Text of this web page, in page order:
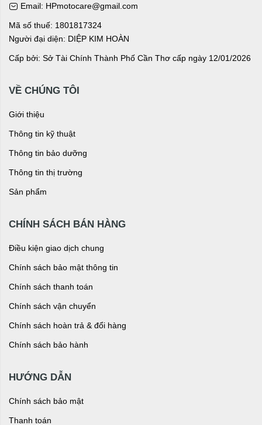
Email: HPmotocare@gmail.com
Mã số thuế: 1801817324
Người đại diện: DIỆP KIM HOÀN
Cấp bởi: Sở Tài Chính Thành Phố Cần Thơ cấp ngày 12/01/2026
VỀ CHÚNG TÔI
Giới thiệu
Thông tin kỹ thuật
Thông tin bảo dưỡng
Thông tin thị trường
Sản phẩm
CHÍNH SÁCH BÁN HÀNG
Điều kiện giao dịch chung
Chính sách bảo mật thông tin
Chính sách thanh toán
Chính sách vận chuyển
Chính sách hoàn trả & đổi hàng
Chính sách bảo hành
HƯỚNG DẪN
Chính sách bảo mật
Thanh toán